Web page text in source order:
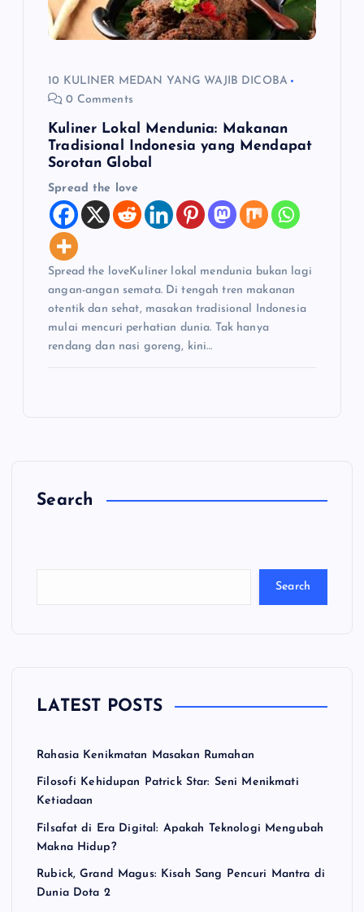
10 KULINER MEDAN YANG WAJIB DICOBA
0 Comments
Kuliner Lokal Mendunia: Makanan
Tradisional Indonesia yang Mendapat
Sorotan Global
Spread the love
Spread the loveKuliner lokal mendunia bukan lagi
angan-angan semata. Di tengah tren makanan
otentik dan sehat, masakan tradisional Indonesia
mulai mencuri perhatian dunia. Tak hanya
rendang dan nasi goreng, kini…
Search
Search
LATEST POSTS
Rahasia Kenikmatan Masakan Rumahan
Filosofi Kehidupan Patrick Star: Seni Menikmati
Ketiadaan
Filsafat di Era Digital: Apakah Teknologi Mengubah
Makna Hidup?
Rubick, Grand Magus: Kisah Sang Pencuri Mantra di
Dunia Dota 2